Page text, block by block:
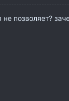
не позволяет?